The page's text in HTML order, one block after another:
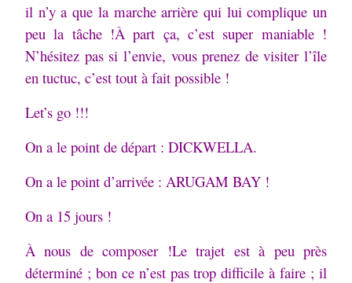
il n’y a que la marche arrière qui lui complique un
peu la tâche !À part ça, c’est super maniable !
N’hésitez pas si l’envie, vous prenez de visiter l’île
en tuctuc, c’est tout à fait possible !
Let’s go !!!
On a le point de départ : DICKWELLA.
On a le point d’arrivée : ARUGAM BAY !
On a 15 jours !
À nous de composer !Le trajet est à peu près
déterminé ; bon ce n’est pas trop difficile à faire ; il